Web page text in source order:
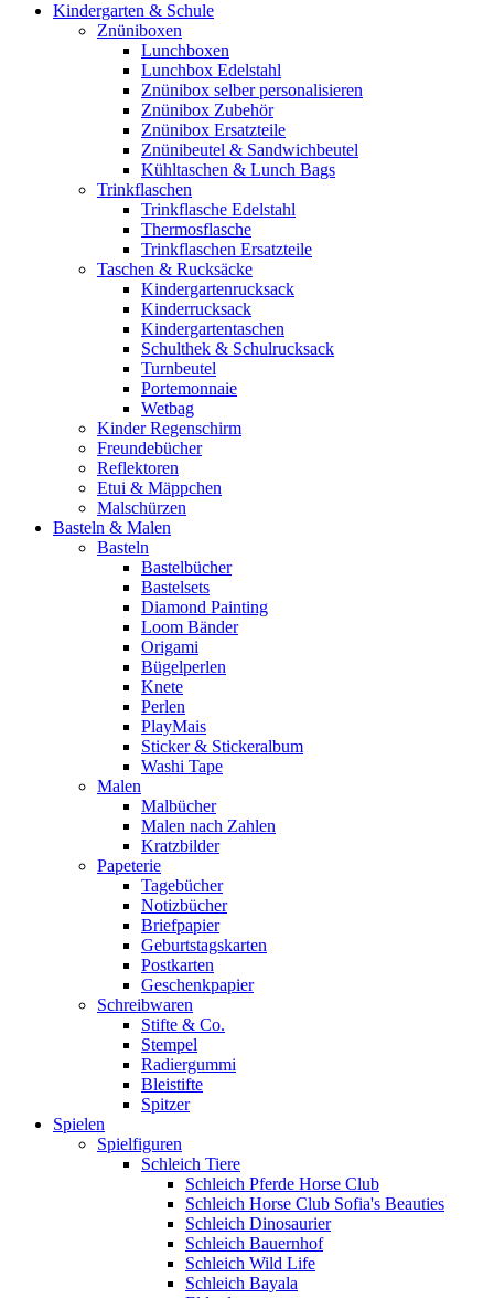
Kindergarten & Schule
Znüniboxen
Lunchboxen
Lunchbox Edelstahl
Znünibox selber personalisieren
Znünibox Zubehör
Znünibox Ersatzteile
Znünibeutel & Sandwichbeutel
Kühltaschen & Lunch Bags
Trinkflaschen
Trinkflasche Edelstahl
Thermosflasche
Trinkflaschen Ersatzteile
Taschen & Rucksäcke
Kindergartenrucksack
Kinderrucksack
Kindergartentaschen
Schulthek & Schulrucksack
Turnbeutel
Portemonnaie
Wetbag
Kinder Regenschirm
Freundebücher
Reflektoren
Etui & Mäppchen
Malschürzen
Basteln & Malen
Basteln
Bastelbücher
Bastelsets
Diamond Painting
Loom Bänder
Origami
Bügelperlen
Knete
Perlen
PlayMais
Sticker & Stickeralbum
Washi Tape
Malen
Malbücher
Malen nach Zahlen
Kratzbilder
Papeterie
Tagebücher
Notizbücher
Briefpapier
Geburtstagskarten
Postkarten
Geschenkpapier
Schreibwaren
Stifte & Co.
Stempel
Radiergummi
Bleistifte
Spitzer
Spielen
Spielfiguren
Schleich Tiere
Schleich Pferde Horse Club
Schleich Horse Club Sofia's Beauties
Schleich Dinosaurier
Schleich Bauernhof
Schleich Wild Life
Schleich Bayala